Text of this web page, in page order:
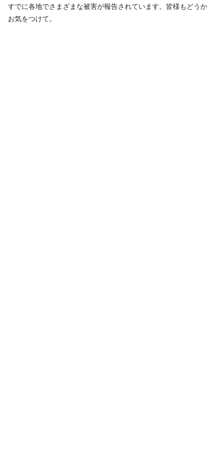
すでに各地でさまざまな被害が報告されています。皆様もどうか
お気をつけて。